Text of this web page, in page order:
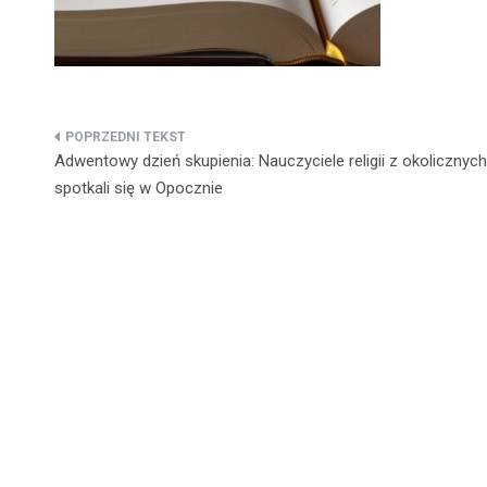
Nawigacja
wpisu
Adwentowy dzień skupienia: Nauczyciele religii z
spotkali się w Opocznie